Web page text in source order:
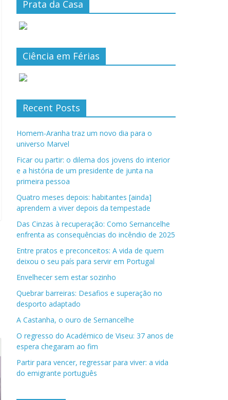
Prata da Casa
Ciência em Férias
Recent Posts
Homem-Aranha traz um novo dia para o
universo Marvel
Ficar ou partir: o dilema dos jovens do interior
e a história de um presidente de junta na
primeira pessoa
Quatro meses depois: habitantes [ainda]
aprendem a viver depois da tempestade
Das Cinzas à recuperação: Como Sernancelhe
enfrenta as consequências do incêndio de 2025
Entre pratos e preconceitos: A vida de quem
deixou o seu país para servir em Portugal
Envelhecer sem estar sozinho
Quebrar barreiras: Desafios e superação no
desporto adaptado
A Castanha, o ouro de Sernancelhe
O regresso do Académico de Viseu: 37 anos de
espera chegaram ao fim
Partir para vencer, regressar para viver: a vida
do emigrante português